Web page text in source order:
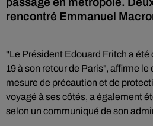
rencontré Emmanuel
"Le Président Edouard Fritch a
19 à son retour de Paris", affirme
mesure de précaution et de
voyagé à ses côtés, a également
selon un communiqué de son